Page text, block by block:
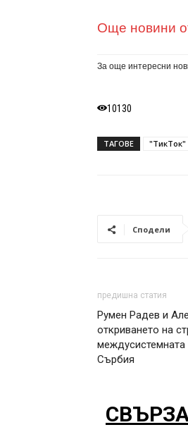
Още новини
За още интересни
10130
ТАГОВЕ "ТикТок"
Сподели
предишна статия
Румен Радев и
откриването на
междусистемната
Сърбия